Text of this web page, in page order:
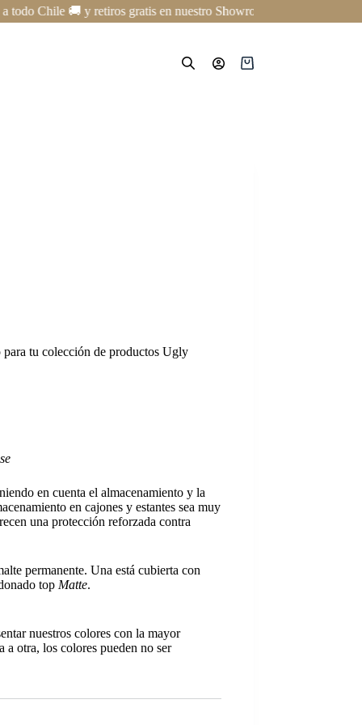
Chile 🚚 y retiros gratis en nuestro Showroom en Providencia ✨ |
Carro
para tu colección de productos Ugly
en cuenta el almacenamiento y la
en cajones y estantes sea muy
una protección reforzada contra
permanente. Una está cubierta con
top Matte.
nuestros colores con la mayor
a otra, los colores pueden no ser